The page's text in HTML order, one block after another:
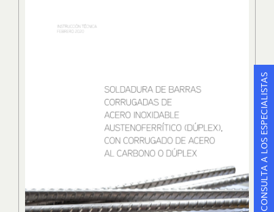
CONSULTA A LOS ESPECIALISTAS